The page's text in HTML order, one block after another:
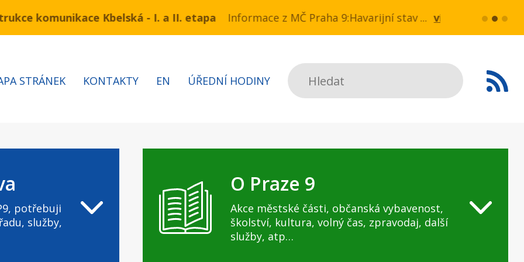
3.7 – 7.8.2026 bude probíhat obnova kabelů VN a NN v ul. Drahobejlova,
komunikace Kbelská - I. a II. etapa Informace z MČ Praha 9:Havarijní stav ulice Kbelská (úsek
více... HAVARIJNÍ
Hledat
STRÁNEK KONTAKTY EN ÚŘEDNÍ HODINY
potřebuji
služby,
O Praze 9
Akce městské části, občanská vybavenost,
školství, kultura, volný čas, zpravodaj, další
služby, atp…